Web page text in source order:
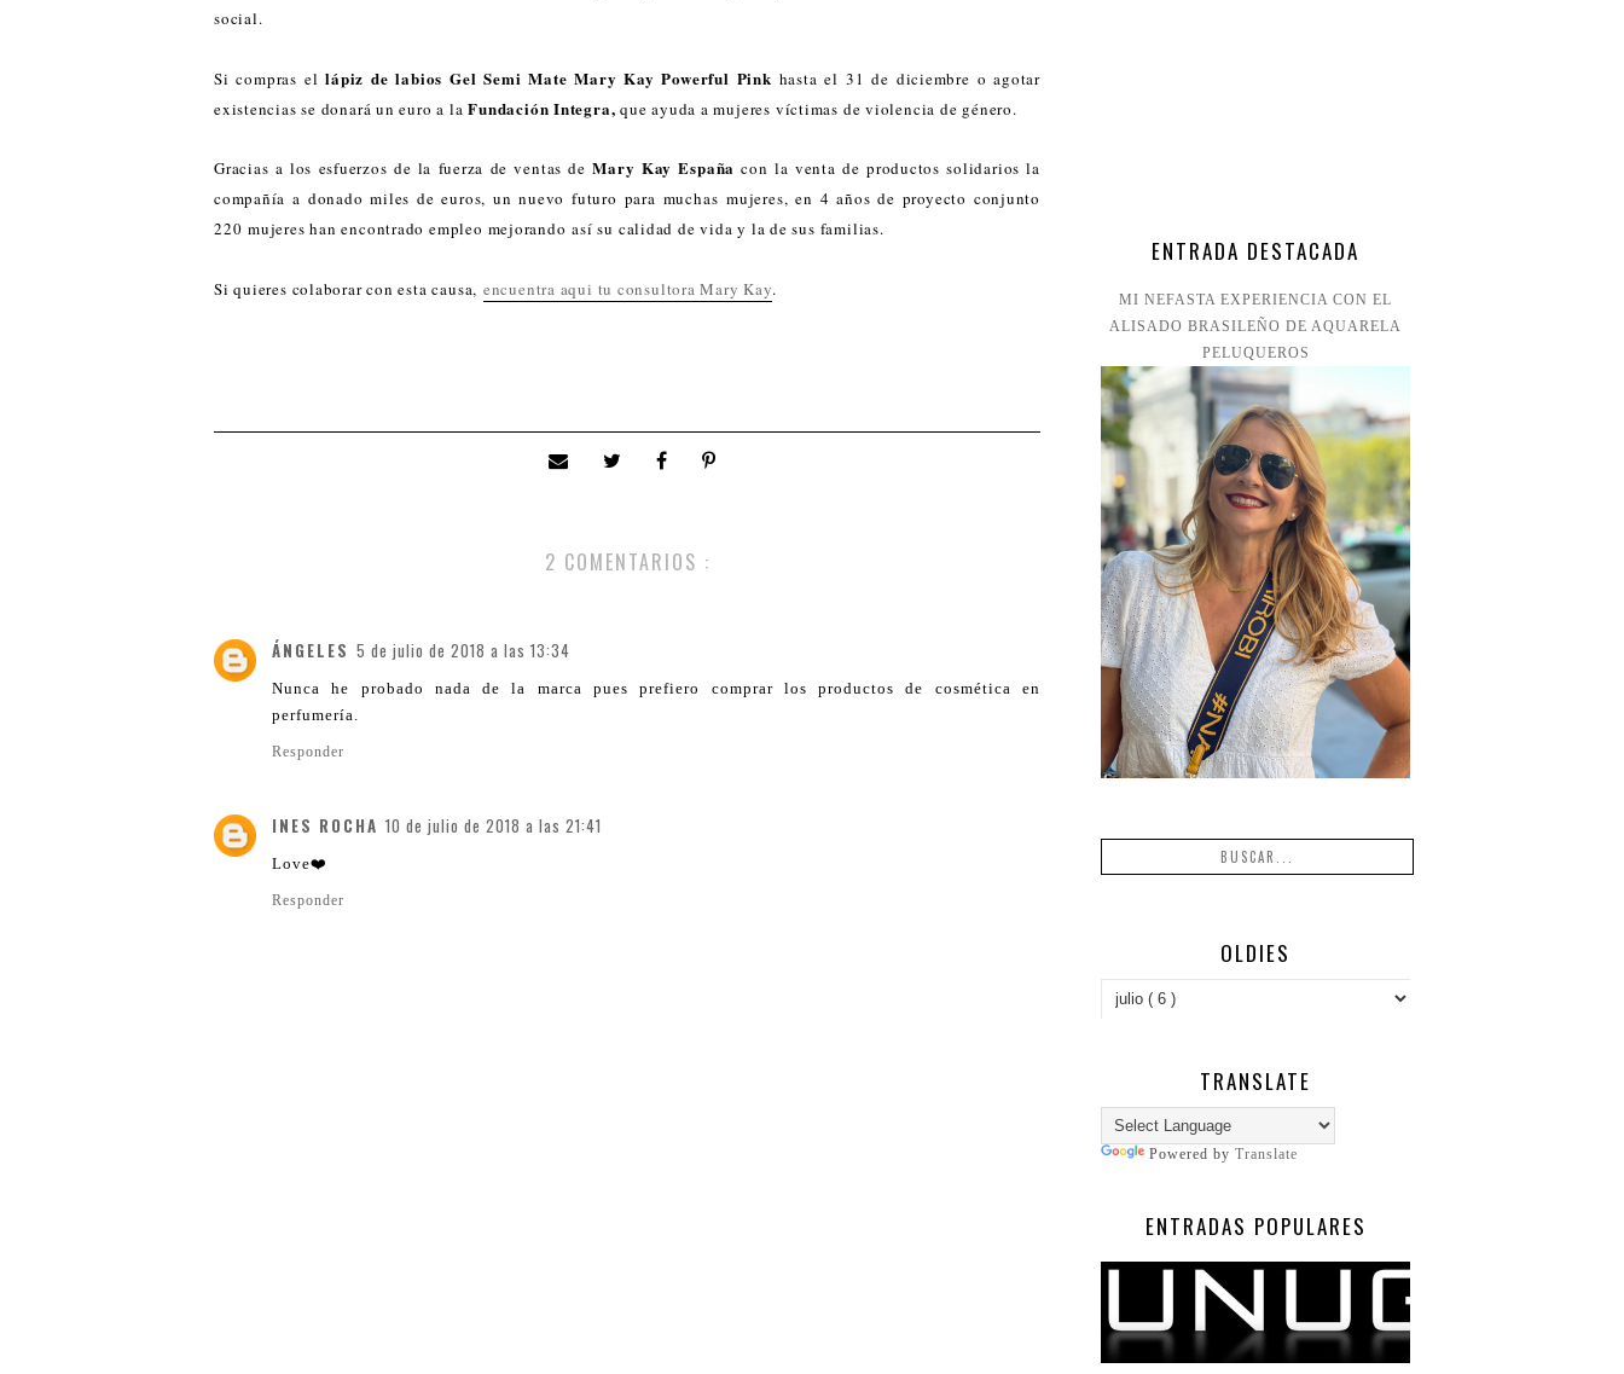
social.
Si compras ellápiz de labios Gel Semi Mate Mary Kay Powerful Pink hasta el 31 de diciembre o agotar
existencias se donará un euro a laFundación Integra, que ayuda a mujeres víctimas de violencia de género.
Gracias a los esfuerzos de la fuerza de ventas deMary Kay Españacon la venta de productos solidarios la
compañía a donado miles de euros, un nuevo futuro para muchas mujeres, en 4 años de proyecto conjunto
220 mujeres han encontrado empleo mejorando así su calidad de vida y la de sus familias.
Si quieres colaborar con esta causa, encuentra aqui tu consultora Mary Kay.
2 COMENTARIOS :
ÁNGELES 5 de julio de 2018 a las 13:34
Nunca he probado nada de la marca pues prefiero comprar los productos de cosmética en
perfumería.
Responder
INES ROCHA 10 de julio de 2018 a las 21:41
Love❤️
Responder
ENTRADA DESTACADA
MI NEFASTA EXPERIENCIA CON EL
ALISADO BRASILEÑO DE AQUARELA
PELUQUEROS
OLDIES
TRANSLATE
Powered by Translate
ENTRADAS POPULARES